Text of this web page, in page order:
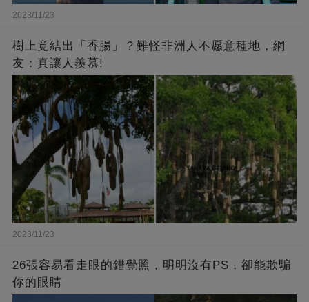
2023/11/23
樹上竟結出「香腸」？難怪非洲人不愿意種地，網
友：真讓人羨慕!
2023/11/23
26張容易看走眼的錯覺照，明明沒有PS，卻能欺騙
你的眼睛